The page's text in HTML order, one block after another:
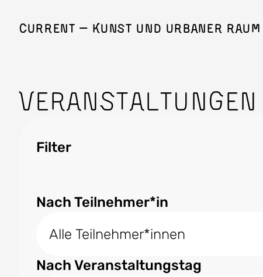
Current — Kunst und Urbaner Raum
Veranstaltungen
Filter
Nach Teilnehmer*in
Nach Veranstaltungstag